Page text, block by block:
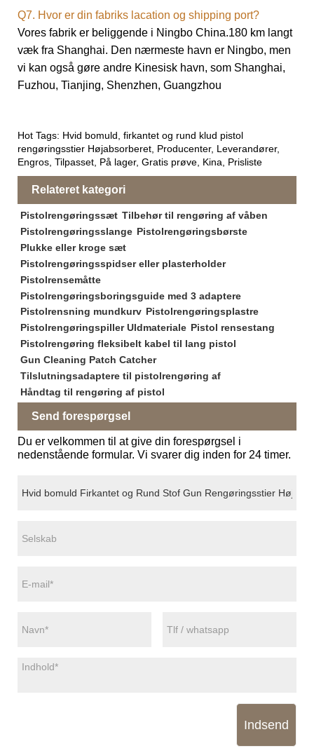
Q7. Hvor er din fabriks lacation og shipping port?
Vores fabrik er beliggende i Ningbo China.180 km langt
væk fra Shanghai. Den nærmeste havn er Ningbo, men
vi kan også gøre andre Kinesisk havn, som Shanghai,
Fuzhou, Tianjing, Shenzhen, Guangzhou
Hot Tags: Hvid bomuld, firkantet og rund klud pistol
rengøringsstier Højabsorberet, Producenter, Leverandører,
Engros, Tilpasset, På lager, Gratis prøve, Kina, Prisliste
Relateret kategori
Pistolrengøringssæt Tilbehør til rengøring af våben
Pistolrengøringsslange Pistolrengøringsbørste
Plukke eller kroge sæt
Pistolrengøringsspidser eller plasterholder
Pistolrensemåtte
Pistolrengøringsboringsguide med 3 adaptere
Pistolrensning mundkurv Pistolrengøringsplastre
Pistolrengøringspiller Uldmateriale Pistol rensestang
Pistolrengøring fleksibelt kabel til lang pistol
Gun Cleaning Patch Catcher
Tilslutningsadaptere til pistolrengøring af
Håndtag til rengøring af pistol
Send forespørgsel
Du er velkommen til at give din forespørgsel i
nedenstående formular. Vi svarer dig inden for 24 timer.
Indsend